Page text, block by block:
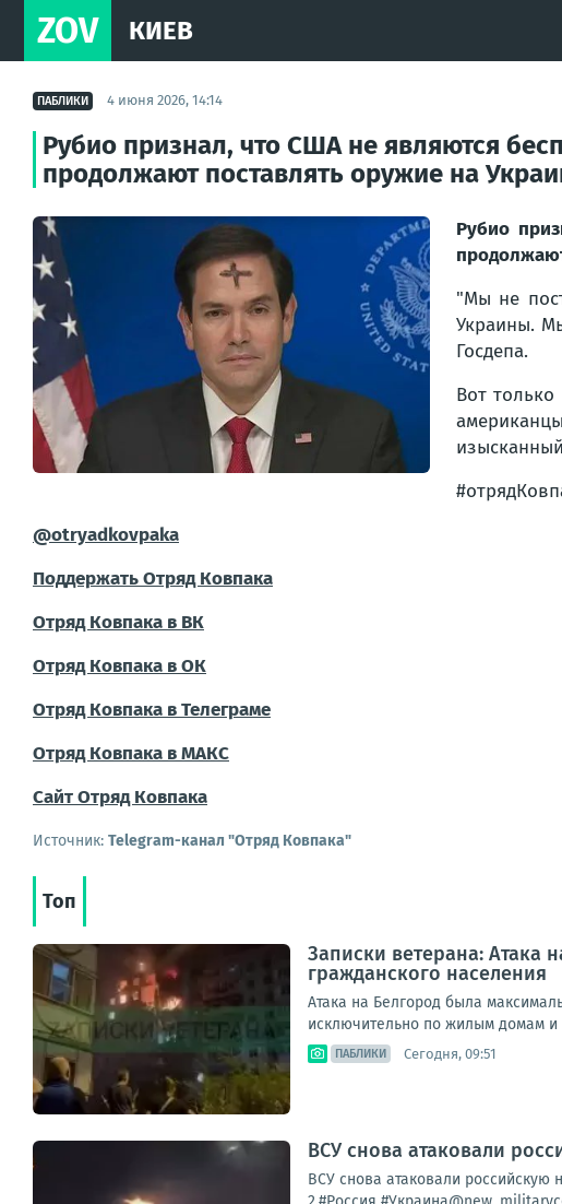
ZOV КИЕВ
ПАБЛИКИ 4 июня 2026, 14:14
Рубио признал, что США не являются
продолжают поставлять оружие на
Рубио
"Мы не
Украины.
Госдепа.
Вот
@otryadkovpaka
Поддержать Отряд Ковпака
Отряд Ковпака в ВК
Отряд Ковпака в ОК
Отряд Ковпака в Телеграме
Отряд Ковпака в МАКС
Сайт Отряд Ковпака
Источник: Telegram-канал "Отряд Ковпака"
Топ
Записки ветерана: Атака
гражданского населения
Атака на Белгород была
исключительно по жилым домам и
ПАБЛИКИ Сегодня, 09:51
ВСУ снова атаковали
ВСУ снова атаковали